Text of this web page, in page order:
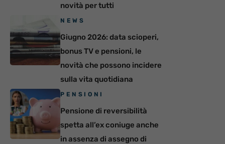
novità per tutti
NEWS
Giugno 2026: data scioperi,
bonus TV e pensioni, le
novità che possono incidere
sulla vita quotidiana
PENSIONI
Pensione di reversibilità
spetta all’ex coniuge anche
in assenza di assegno di